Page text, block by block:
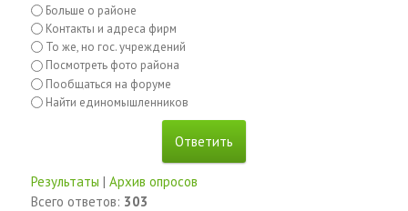
Больше о районе
Контакты и адреса фирм
То же, но гос. учреждений
Посмотреть фото района
Пообщаться на форуме
Найти единомышленников
Результаты | Архив опросов
Всего ответов: 303